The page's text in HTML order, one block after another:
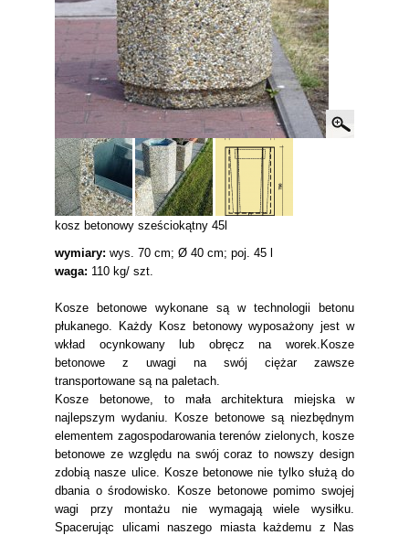
kosz betonowy sześciokątny 45l
wymiary: wys. 70 cm; Ø 40 cm; poj. 45 l
waga: 110 kg/ szt.
Kosze betonowe wykonane są w technologii betonu
płukanego. Każdy Kosz betonowy wyposażony jest w
wkład ocynkowany lub obręcz na worek.Kosze
betonowe z uwagi na swój ciężar zawsze
transportowane są na paletach.
Kosze betonowe, to mała architektura miejska w
najlepszym wydaniu. Kosze betonowe są niezbędnym
elementem zagospodarowania terenów zielonych, kosze
betonowe ze względu na swój coraz to nowszy design
zdobią nasze ulice. Kosze betonowe nie tylko służą do
dbania o środowisko. Kosze betonowe pomimo swojej
wagi przy montażu nie wymagają wiele wysiłku.
Spacerując ulicami naszego miasta każdemu z Nas